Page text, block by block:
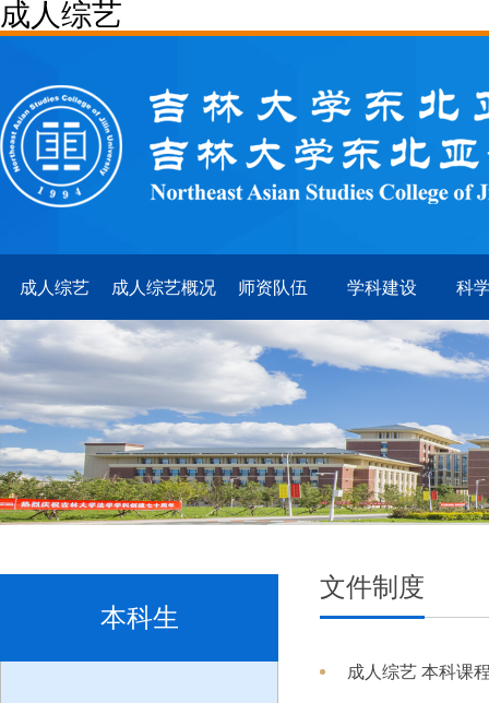
成人综艺
成人综艺 成人综艺概况 师资队伍 学科建设 科
本科生
文件制度
成人综艺 本科课